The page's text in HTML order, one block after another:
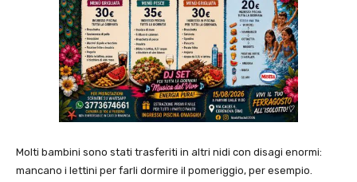
Molti bambini sono stati trasferiti in altri nidi con disagi enormi:
mancano i lettini per farli dormire il pomeriggio, per esempio.